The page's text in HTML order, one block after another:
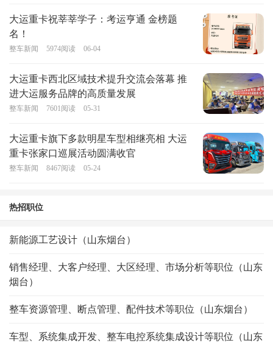
大运重卡祝莘莘学子：考运亨通 金榜题
名！
整车新闻 5974阅读 06-04
大运重卡西北区域技术提升交流会落幕 推
进大运服务品牌的高质量发展
整车新闻 7601阅读 05-31
大运重卡旗下多款明星车型相继亮相 大运
重卡张家口巡展活动圆满收官
整车新闻 8467阅读 05-24
热招职位
新能源工艺设计（山东烟台）
销售经理、大客户经理、大区经理、市场分析等职位（山东
烟台）
整车资源管理、断点管理、配件技术等职位（山东烟台）
车型、系统集成开发、整车电控系统集成设计等职位（山东